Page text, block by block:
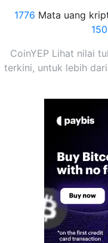
1776 Mata uang
CoinYEP Lihat nilai
terkini, untuk lebih